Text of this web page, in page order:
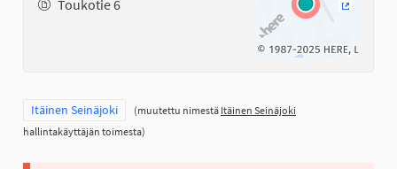
Toukotie 6
Rajaa tulokset teeman mukaan: Itäinen Seinäjoki
Itäinen Seinäjoki (muutettu nimestä Itäinen Seinäjoki
hallintakäyttäjän toimesta)